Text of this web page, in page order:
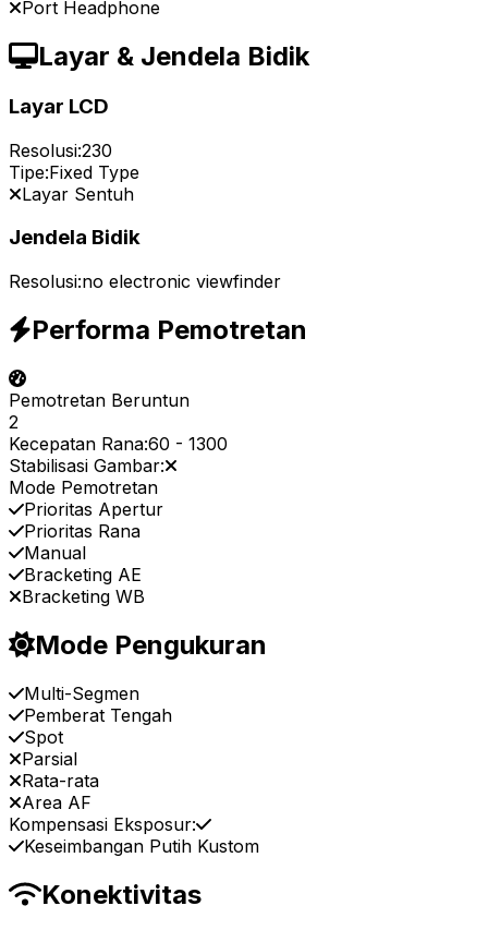
Port Headphone
Layar & Jendela Bidik
Layar LCD
Resolusi:230
Tipe:Fixed Type
Layar Sentuh
Jendela Bidik
Resolusi:no electronic viewfinder
Performa Pemotretan
Pemotretan Beruntun
2
Kecepatan Rana:60 - 1300
Stabilisasi Gambar:
Mode Pemotretan
Prioritas Apertur
Prioritas Rana
Manual
Bracketing AE
Bracketing WB
Mode Pengukuran
Multi-Segmen
Pemberat Tengah
Spot
Parsial
Rata-rata
Area AF
Kompensasi Eksposur:
Keseimbangan Putih Kustom
Konektivitas